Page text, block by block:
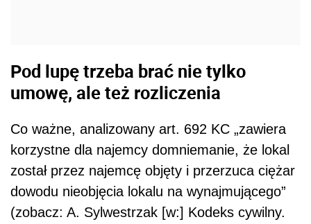
Pod lupę trzeba brać nie tylko
umowę, ale też rozliczenia
Co ważne, analizowany art. 692 KC „zawiera
korzystne dla najemcy domniemanie, że lokal
został przez najemcę objęty i przerzuca ciężar
dowodu nieobjęcia lokalu na wynajmującego”
(zobacz: A. Sylwestrzak [w:] Kodeks cywilny.